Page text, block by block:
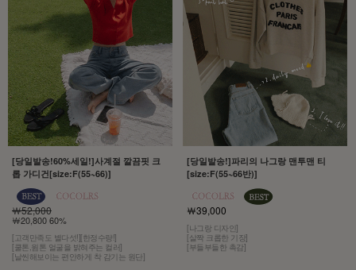
[당일발송!60%세일!]사계절 깔끔핏 크
롭 가디건[size:F(55~66)]
￦52,000
￦20,800 60%
[고객만족도 별다섯!][한정수량!]
[쿨톤,윔톤 얼굴을 밝혀주는 컬러]
[날씬해보이는 편안하게 착 감기는 원단]
[당일발송!]파리의 나그랑 맨투맨 티
[size:F(55~66반)]
￦39,000
[나그랑 디자인]
[살짝 크롭한 기장]
[부들부들한 촉감]